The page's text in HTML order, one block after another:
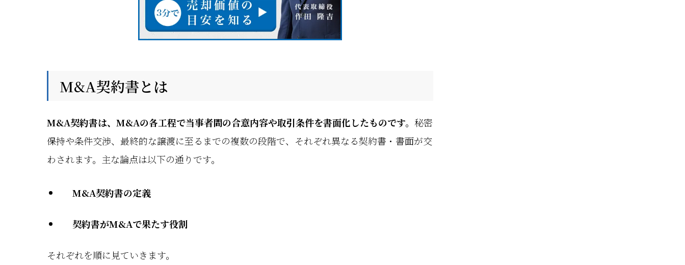
M&A契約書とは
M&A契約書は、M&Aの各工程で当事者間の合意内容や取引条件を書面化したものです。 秘密
保持や条件交渉、最終的な譲渡に至るまでの複数の段階で、それぞれ異なる契約書・書面が交
わされます。主な論点は以下の通りです。
M&A契約書の定義
契約書がM&Aで果たす役割
それぞれを順に見ていきます。